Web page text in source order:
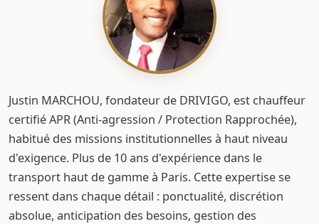
Justin MARCHOU, fondateur de DRIVIGO, est chauffeur
certifié APR (Anti-agression / Protection Rapprochée),
habitué des missions institutionnelles à haut niveau
d'exigence. Plus de 10 ans d'expérience dans le
transport haut de gamme à Paris. Cette expertise se
ressent dans chaque détail : ponctualité, discrétion
absolue, anticipation des besoins, gestion des